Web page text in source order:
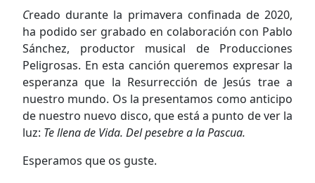
Creado durante la primavera confinada de 2020,
ha podido ser grabado en colaboración con Pablo
Sánchez, productor musical de Producciones
Peligrosas. En esta canción queremos expresar la
esperanza que la Resurrección de Jesús trae a
nuestro mundo. Os la presentamos como anticipo
de nuestro nuevo disco, que está a punto de ver la
luz: Te llena de Vida. Del pesebre a la Pascua.
Esperamos que os guste.